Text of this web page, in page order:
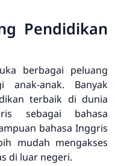
Pendidikan
berbagai peluang
anak-anak. Banyak
terbaik di dunia
sebagai bahasa
bahasa Inggris
mudah mengakses
di luar negeri.